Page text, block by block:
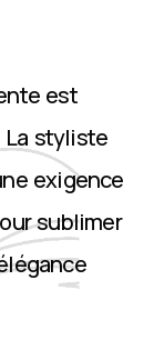
est
La styliste
exigence
sublimer